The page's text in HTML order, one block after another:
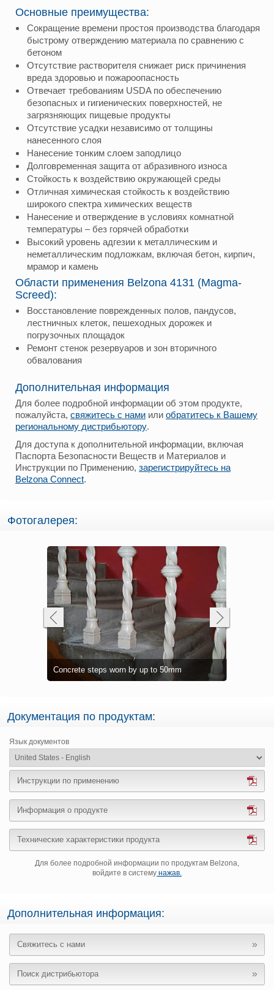
Основные преимущества:
Сокращение времени простоя производства благодаря
быстрому отверждению материала по сравнению с
бетоном
Отсутствие растворителя снижает риск причинения
вреда здоровью и пожароопасность
Отвечает требованиям USDA по обеспечению
безопасных и гигиенических поверхностей, не
загрязняющих пищевые продукты
Отсутствие усадки независимо от толщины
нанесенного слоя
Нанесение тонким слоем заподлицо
Долговременная защита от абразивного износа
Стойкость к воздействию окружающей среды
Отличная химическая стойкость к воздействию
широкого спектра химических веществ
Нанесение и отверждение в условиях комнатной
температуры – без горячей обработки
Высокий уровень адгезии к металлическим и
неметаллическим подложкам, включая бетон, кирпич,
мрамор и камень
Области применения Belzona 4131 (Magma-
Screed):
Восстановление поврежденных полов, пандусов,
лестничных клеток, пешеходных дорожек и
погрузочных площадок
Ремонт стенок резервуаров и зон вторичного
обвалования
Дополнительная информация
Для более подробной информации об этом продукте,
пожалуйста, свяжитесь с нами или обратитесь к Вашему
региональному дистрибьютору.
Для доступа к дополнительной информации, включая
Паспорта Безопасности Веществ и Материалов и
Инструкции по Применению, зарегистрируйтесь на
Belzona Connect.
Фотогалерея:
Concrete steps worn by up to 50mm
Документация по продуктам:
Язык документов
Инструкции по применению
Информация о продукте
Технические характеристики продукта
Для более подробной информации по продуктам Belzona,
войдите в систему нажав.
Дополнительная информация:
Свяжитесь с нами
Поиск дистрибьютора